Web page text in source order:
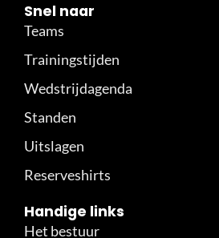
Snel naar
Teams
Trainingstijden
Wedstrijdagenda
Standen
Uitslagen
Reserveshirts
Handige links
Het bestuur